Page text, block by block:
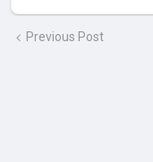
Previous Post